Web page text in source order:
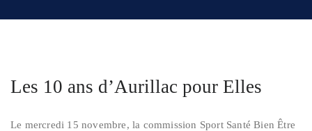
Les 10 ans d’Aurillac pour Elles
Le mercredi 15 novembre, la commission Sport Santé Bien Être